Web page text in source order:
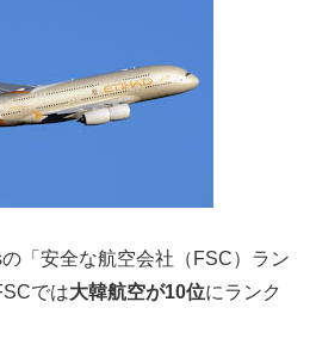
「安全な航空会社（FSC）ラン
では大韓航空が10位にランク